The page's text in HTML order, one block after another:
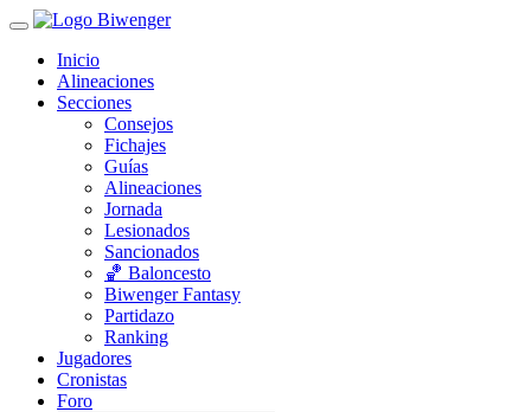
Inicio
Alineaciones
Secciones
Consejos
Fichajes
Guías
Alineaciones
Jornada
Lesionados
Sancionados
🏀 Baloncesto
Biwenger Fantasy
Partidazo
Ranking
Jugadores
Cronistas
Foro